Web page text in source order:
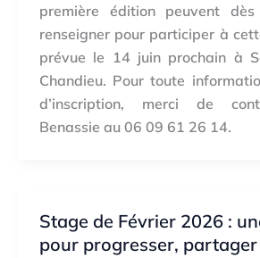
première édition peuvent
renseigner pour participer à
prévue le 14 juin prochain à
Chandieu. Pour toute
d’inscription, merci de
Benassie au 06 09 61 26 14.
Stage de Février 2026 :
pour progresser,